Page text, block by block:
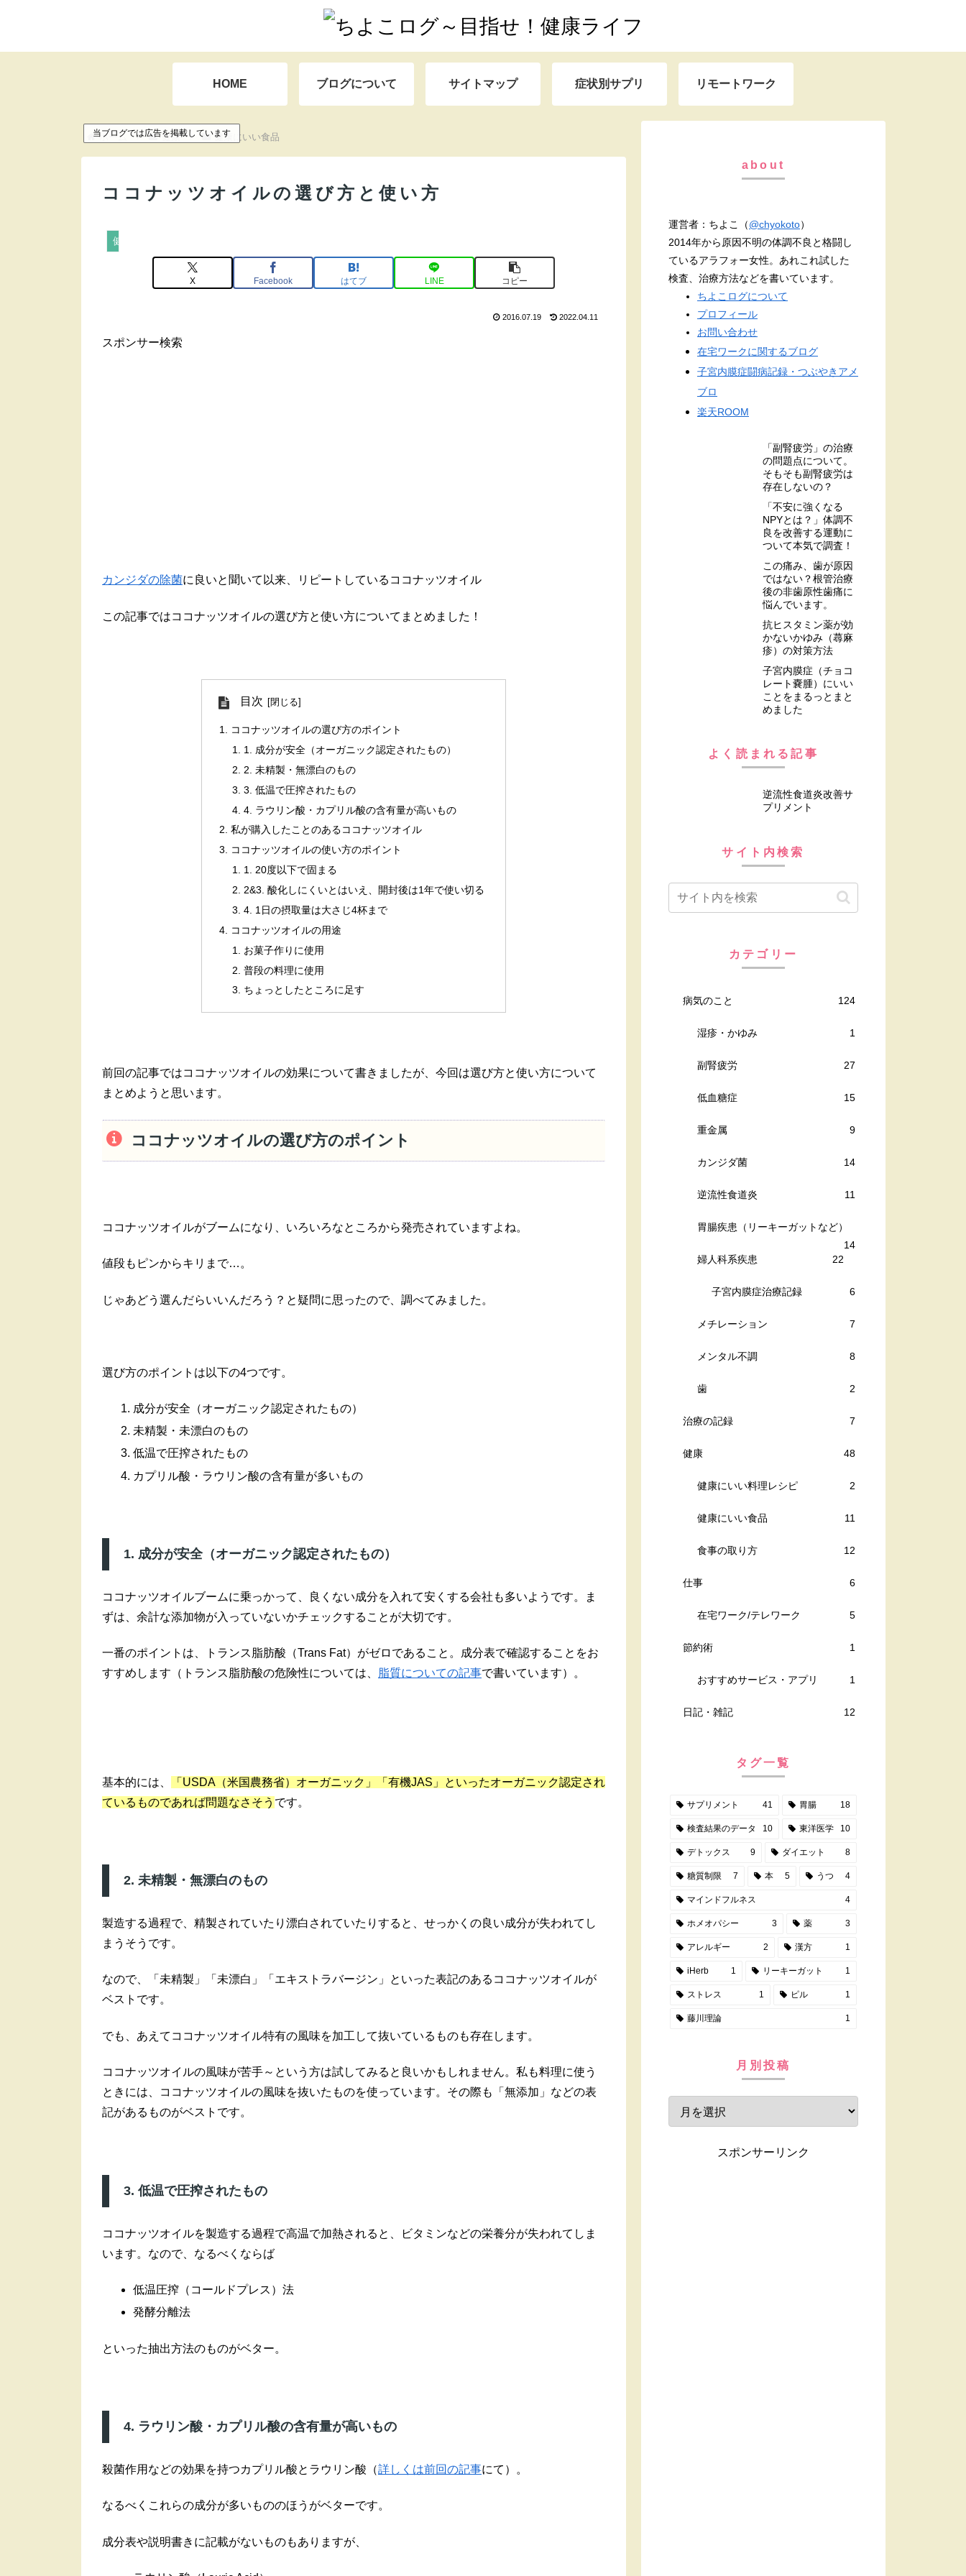
HOME ブログについて サイトマップ 症状別サプリ リモートワーク
当ブログでは広告を掲載しています
ホーム 健康 健康にいい食品
ココナッツオイルの選び方と使い方
健康にいい食品
X Facebook はてブ LINE コピー
2016.07.19 2022.04.11
スポンサー検索
カンジダの除菌に良いと聞いて以来、リピートしているココナッツオイル
この記事ではココナッツオイルの選び方と使い方についてまとめました！
目次
ココナッツオイルの選び方のポイント
1. 成分が安全（オーガニック認定されたもの）
2. 未精製・無漂白のもの
3. 低温で圧搾されたもの
4. ラウリン酸・カプリル酸の含有量が高いもの
私が購入したことのあるココナッツオイル
ココナッツオイルの使い方のポイント
1. 20度以下で固まる
2&3. 酸化しにくいとはいえ、開封後は1年で使い切る
4. 1日の摂取量は大さじ4杯まで
ココナッツオイルの用途
お菓子作りに使用
普段の料理に使用
ちょっとしたところに足す
前回の記事ではココナッツオイルの効果について書きましたが、今回は選び方と使い方について
まとめようと思います。
ココナッツオイルの選び方のポイント
ココナッツオイルがブームになり、いろいろなところから発売されていますよね。
値段もピンからキリまで…。
じゃあどう選んだらいいんだろう？と疑問に思ったので、調べてみました。
選び方のポイントは以下の4つです。
成分が安全（オーガニック認定されたもの）
未精製・未漂白のもの
低温で圧搾されたもの
カプリル酸・ラウリン酸の含有量が多いもの
1. 成分が安全（オーガニック認定されたもの）
ココナッツオイルブームに乗っかって、良くない成分を入れて安くする会社も多いようです。ま
ずは、余計な添加物が入っていないかチェックすることが大切です。
一番のポイントは、トランス脂肪酸（Trans Fat）がゼロであること。成分表で確認することをお
すすめします（トランス脂肪酸の危険性については、
脂質についての記事で書いています）。
基本的には、
「USDA（米国農務省）オーガニック」「有機JAS」といったオーガニック認定され
ているものであれば問題なさそう です。
2. 未精製・無漂白のもの
製造する過程で、精製されていたり漂白されていたりすると、せっかくの良い成分が失われてし
まうそうです。
なので、「未精製」「未漂白」「エキストラバージン」といった表記のあるココナッツオイルが
ベストです。
でも、あえてココナッツオイル特有の風味を加工して抜いているものも存在します。
ココナッツオイルの風味が苦手～という方は試してみると良いかもしれません。私も料理に使う
ときには、ココナッツオイルの風味を抜いたものを使っています。その際も「無添加」などの表
記があるものがベストです。
3. 低温で圧搾されたもの
ココナッツオイルを製造する過程で高温で加熱されると、ビタミンなどの栄養分が失われてしま
います。なので、なるべくならば
低温圧搾（コールドプレス）法
発酵分離法
といった抽出方法のものがベター。
4. ラウリン酸・カプリル酸の含有量が高いもの
殺菌作用などの効果を持つカプリル酸とラウリン酸（詳しくは前回の記事にて）。
なるべくこれらの成分が多いもののほうがベターです。
成分表や説明書きに記載がないものもありますが、
about
運営者：ちよこ（@chyokoto）
2014年から原因不明の体調不良と格闘し
ているアラフォー女性。あれこれ試した
検査、治療方法などを書いています。
ちよこログについて
プロフィール
お問い合わせ
在宅ワークに関するブログ
子宮内膜症闘病記録・つぶやきアメ
ブロ
楽天ROOM
「副腎疲労」の治療
の問題点について。
そもそも副腎疲労は
存在しないの？
「不安に強くなる
NPYとは？」体調不
良を改善する運動に
ついて本気で調査！
この痛み、歯が原因
ではない？根管治療
後の非歯原性歯痛に
悩んでいます。
抗ヒスタミン薬が効
かないかゆみ（蕁麻
疹）の対策方法
子宮内膜症（チョコ
レート嚢腫）にいい
ことをまるっとまと
めました
よく読まれる記事
逆流性食道炎改善サ
プリメント
サイト内検索
カテゴリー
病気のこと 124
湿疹・かゆみ 1
副腎疲労 27
低血糖症 15
重金属 9
カンジダ菌 14
逆流性食道炎 11
胃腸疾患（リーキーガットなど）
14
婦人科系疾患
22
子宮内膜症治療記録 6
メチレーション 7
メンタル不調 8
歯 2
治療の記録 7
健康 48
健康にいい料理レシピ 2
健康にいい食品 11
食事の取り方 12
仕事 6
在宅ワーク/テレワーク 5
節約術 1
おすすめサービス・アプリ 1
日記・雑記 12
タグ一覧
サプリメント 41 胃腸 18
検査結果のデータ 10 東洋医学 10
デトックス 9 ダイエット 8
糖質制限 7 本 5 うつ 4
マインドフルネス 4
ホメオパシー 3 薬 3
アレルギー 2 漢方 1
iHerb 1 リーキーガット 1
ストレス 1 ピル 1
藤川理論 1
月別投稿
スポンサーリンク